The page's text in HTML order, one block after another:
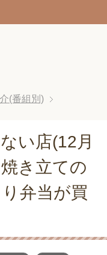
(番組別)
い店(12月
き立ての
弁当が買